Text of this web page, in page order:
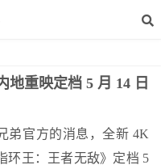
地重映定档 5 月 14 日
弟官方的消息，全新 4K
环王：王者无敌》定档 5